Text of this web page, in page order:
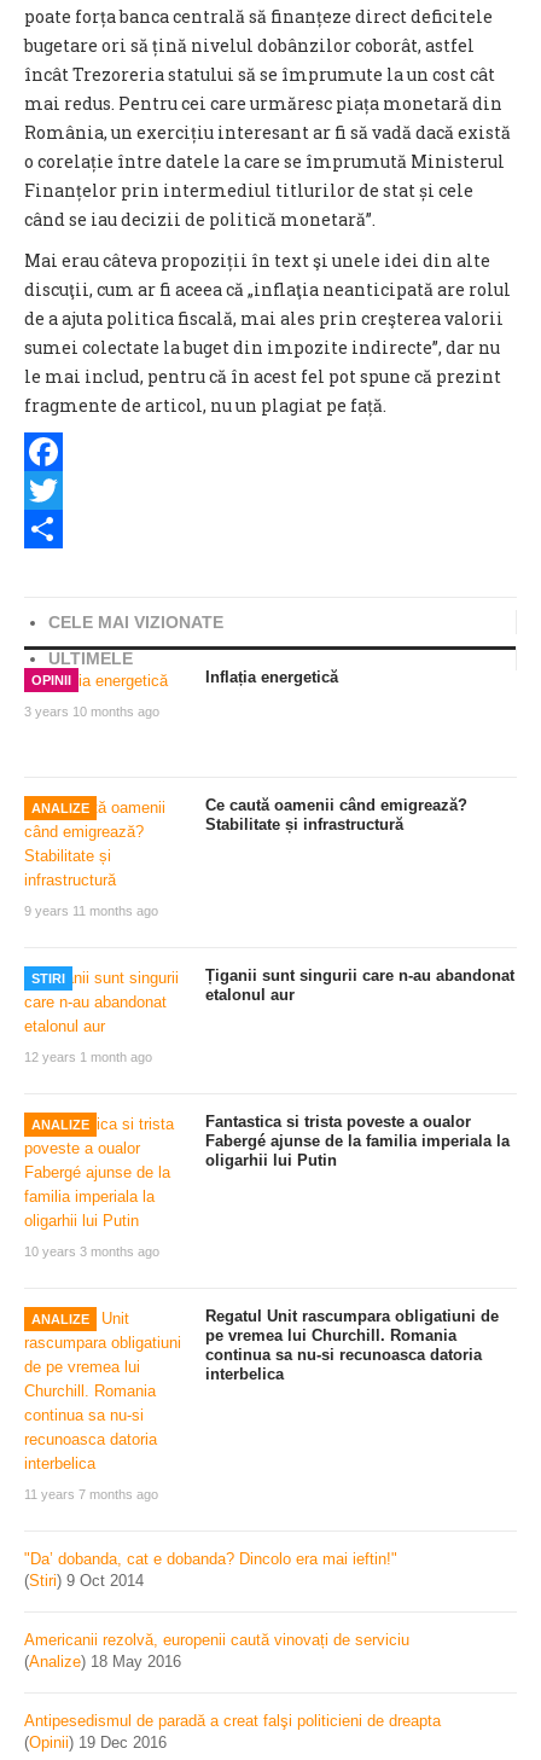
poate forța banca centrală să finanțeze direct deficitele
bugetare ori să țină nivelul dobânzilor coborât, astfel
încât Trezoreria statului să se împrumute la un cost cât
mai redus. Pentru cei care urmăresc piața monetară din
România, un exercițiu interesant ar fi să vadă dacă există
o corelație între datele la care se împrumută Ministerul
Finanțelor prin intermediul titlurilor de stat și cele
când se iau decizii de politică monetară”.
Mai erau câteva propoziții în text şi unele idei din alte
discuţii, cum ar fi aceea că „inflaţia neanticipată are rolul
de a ajuta politica fiscală, mai ales prin creşterea valorii
sumei colectate la buget din impozite indirecte”, dar nu
le mai includ, pentru că în acest fel pot spune că prezint
fragmente de articol, nu un plagiat pe față.
Facebook
Twitter
CELE MAI VIZIONATE
ULTIMELE
OPINII
3 years 10 months ago
Inflația energetică
ANALIZE
9 years 11 months ago
Ce caută oamenii când emigrează?
Stabilitate și infrastructură
STIRI
12 years 1 month ago
Țiganii sunt singurii care n-au abandonat
etalonul aur
ANALIZE
10 years 3 months ago
Fantastica si trista poveste a oualor
Fabergé ajunse de la familia imperiala la
oligarhii lui Putin
ANALIZE
11 years 7 months ago
Regatul Unit rascumpara obligatiuni de
pe vremea lui Churchill. Romania
continua sa nu-si recunoasca datoria
interbelica
"Da’ dobanda, cat e dobanda? Dincolo era mai ieftin!"
(Stiri) 9 Oct 2014
Americanii rezolvă, europenii caută vinovați de serviciu
(Analize) 18 May 2016
Antipesedismul de paradă a creat falşi politicieni de dreapta
(Opinii) 19 Dec 2016